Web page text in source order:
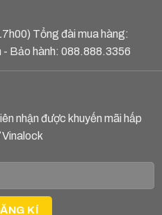
Tổng đài mua hàng:
- Bảo hành: 088.888.3356
nhận được khuyến mãi hấp